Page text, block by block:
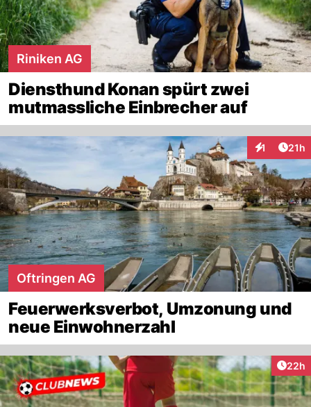
Riniken AG
Diensthund Konan spürt zwei
mutmassliche Einbrecher auf
1 21h
Oftringen AG
Feuerwerksverbot, Umzonung und
neue Einwohnerzahl
22h